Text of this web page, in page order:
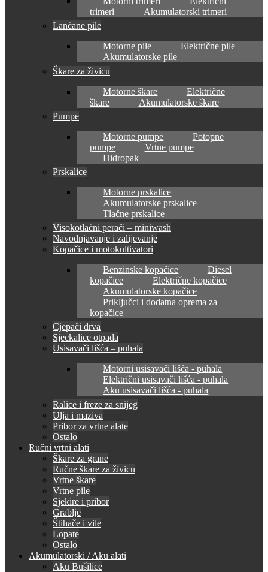
trimeri
Akumulatorski trimeri
Lančane pile
Motorne pile
Električne pile
Akumulatorske pile
Škare za živicu
Motorne škare
Električne
škare
Akumulatorske škare
Pumpe
Motorne pumpe
Potopne
pumpe
Vrtne pumpe
Hidropak
Prskalice
Motorne prskalice
Akumulatorske prskalice
Tlačne prskalice
Visokotlačni perači – miniwash
Navodnjavanje i zalijevanje
Kopačice i motokultivatori
Benzinske kopačice
Diesel
kopačice
Električne kopačice
Akumulatorske kopačice
Priključci i dodatna oprema za
kopačice
Cjepači drva
Sjeckalice otpada
Usisavači lišća – puhala
Motorni usisavači lišća - puhala
Električni usisavači lišća - puhala
Aku usisavači lišća - puhala
Ralice i freze za snijeg
Ulja i maziva
Pribor za vrtne alate
Ostalo
Ručni vrtni alati
Škare za grane
Ručne škare za živicu
Vrtne škare
Vrtne pile
Sjekire i pribor
Grablje
Štihače i vile
Lopate
Ostalo
Akumulatorski / Aku alati
Aku Bušilice